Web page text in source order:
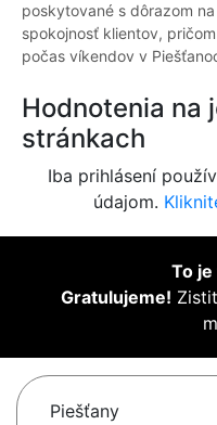
poskytované s dôrazom
spokojnosť klientov,
počas víkendov v
Hodnotenia na
stránkach
Iba prihlásení
údajom.
To
Gratulujeme!
Piešťany